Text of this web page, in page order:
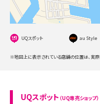
UQスポット au Style
※地図上に表示されている店舗の位置は、実際
UQスポット （UQ専売ショップ）